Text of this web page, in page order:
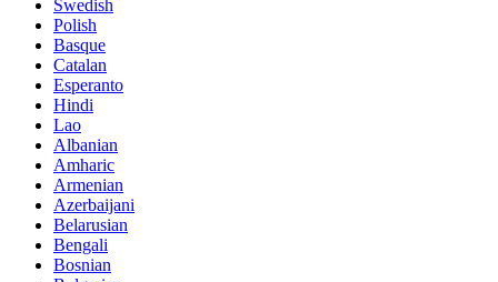
Swedish
Polish
Basque
Catalan
Esperanto
Hindi
Lao
Albanian
Amharic
Armenian
Azerbaijani
Belarusian
Bengali
Bosnian